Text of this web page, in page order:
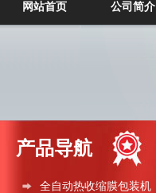
网站首页 公司简介
产品导航
全自动热收缩膜包装机